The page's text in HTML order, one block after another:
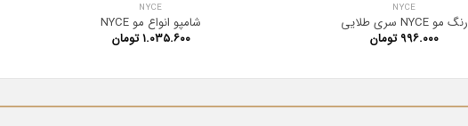
NYCE
رنگ مو NYCE سری طلایی
۹۹۶.۰۰۰ تومان
NYCE
شامپو انواع مو NYCE
۱.۰۳۵.۶۰۰ تومان